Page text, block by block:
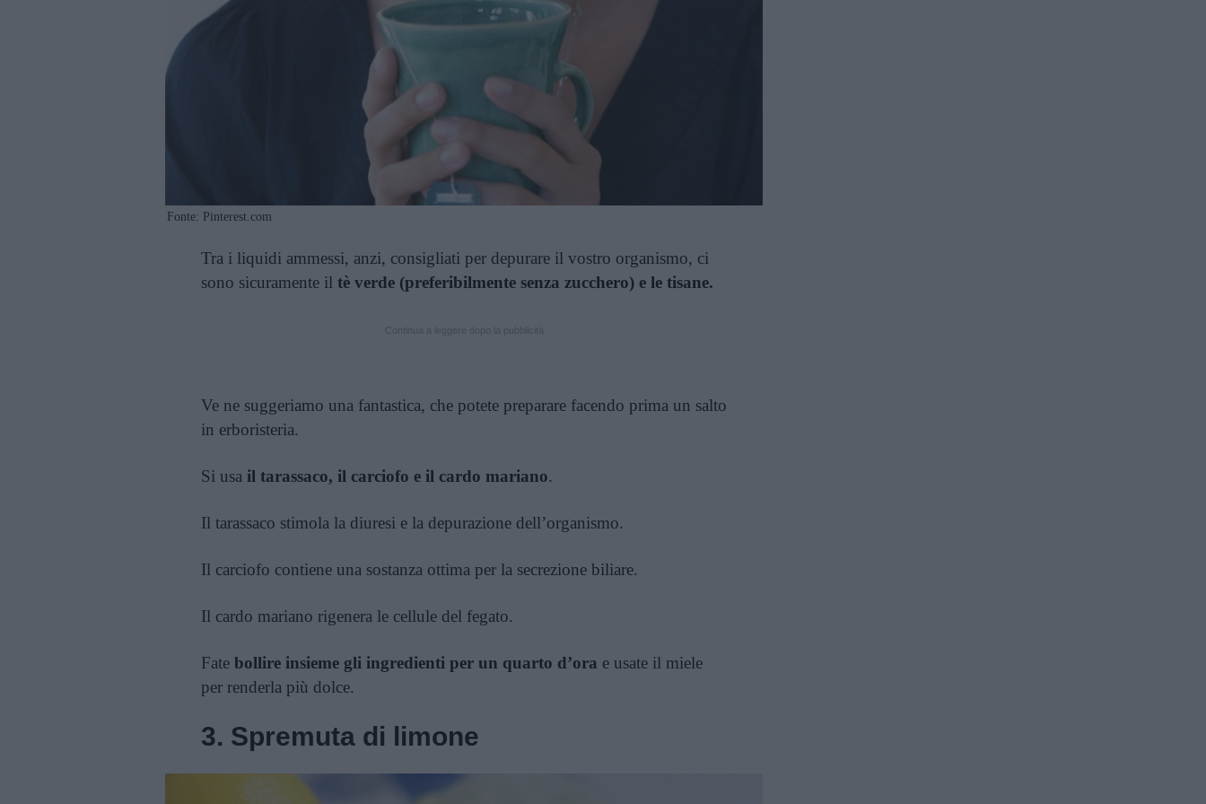
Fonte: Pinterest.com
Tra i liquidi ammessi, anzi, consigliati per depurare il vostro organismo, ci
sono sicuramente il tè verde (preferibilmente senza zucchero) e le tisane.
Ve ne suggeriamo una fantastica, che potete preparare facendo prima un salto
in erboristeria.
Si usa il tarassaco, il carciofo e il cardo mariano.
Il tarassaco stimola la diuresi e la depurazione dell’organismo.
Il carciofo contiene una sostanza ottima per la secrezione biliare.
Il cardo mariano rigenera le cellule del fegato.
Fate bollire insieme gli ingredienti per un quarto d’ora e usate il miele
per renderla più dolce.
3. Spremuta di limone